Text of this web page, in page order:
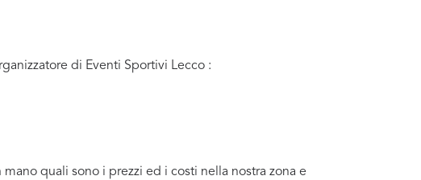
di Eventi Sportivi Lecco :
quali sono i prezzi ed i costi nella nostra zona e